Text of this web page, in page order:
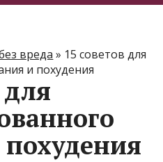
вреда » 15 советов для
и похудения
для